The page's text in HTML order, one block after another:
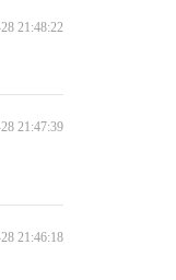
21:48:22
21:47:39
21:46:18